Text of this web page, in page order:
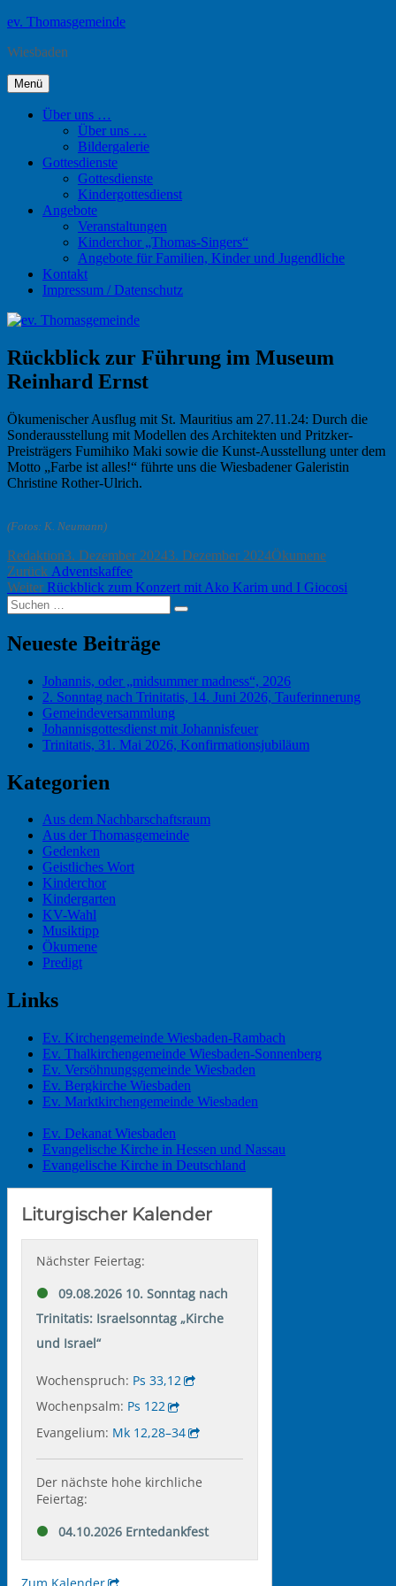
Zum
springen
ev. Thomasgemeinde
Wiesbaden
Menü
Über uns …
Über uns …
Bildergalerie
Gottesdienste
Gottesdienste
Kindergottesdienst
Angebote
Veranstaltungen
Kinderchor „Thomas-Singers“
Angebote für Familien, Kinder und Jugendliche
Kontakt
Impressum / Datenschutz
Rückblick zur Führung im Museum
Reinhard Ernst
Ökumenischer Ausflug mit St. Mauritius am 27.11.24: Durch die
Sonderausstellung mit Modellen des Architekten und Pritzker-
Preisträgers Fumihiko Maki sowie die Kunst-Ausstellung unter dem
Motto „Farbe ist alles!“ führte uns die Wiesbadener Galeristin
Christine Rother-Ulrich.
(Fotos: K. Neumann)
Autor
RedaktionVeröffentlicht
am
3. Dezember 20243. Dezember 2024Kategorien
Ökumene
Beitragsnavigation
Zurück Vorheriger
Beitrag:
Adventskaffee
Weiter Nächster
Beitrag:
Rückblick zum Konzert mit Ako Karim und I Giocosi
Suchen
nach:
Suchen
Neueste Beiträge
Johannis, oder „midsummer madness“, 2026
2. Sonntag nach Trinitatis, 14. Juni 2026, Tauferinnerung
Gemeindeversammlung
Johannisgottesdienst mit Johannisfeuer
Trinitatis, 31. Mai 2026, Konfirmationsjubiläum
Kategorien
Aus dem Nachbarschaftsraum
Aus der Thomasgemeinde
Gedenken
Geistliches Wort
Kinderchor
Kindergarten
KV-Wahl
Musiktipp
Ökumene
Predigt
Links
Ev. Kirchengemeinde Wiesbaden-Rambach
Ev. Thalkirchengemeinde Wiesbaden-Sonnenberg
Ev. Versöhnungsgemeinde Wiesbaden
Ev. Bergkirche Wiesbaden
Ev. Marktkirchengemeinde Wiesbaden
Ev. Dekanat Wiesbaden
Evangelische Kirche in Hessen und Nassau
Evangelische Kirche in Deutschland